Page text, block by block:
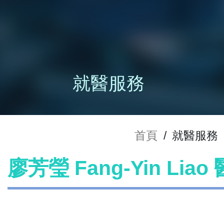
就醫服務
首頁 / 就醫服務
廖芳瑩 Fang-Yin Liao